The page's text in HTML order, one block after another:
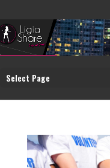
Select Page